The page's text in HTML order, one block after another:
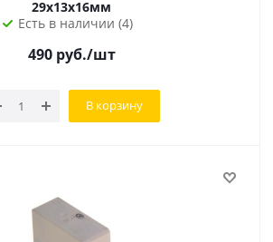
29х13х16мм
Есть в наличии (4)
490руб./шт
В корзину